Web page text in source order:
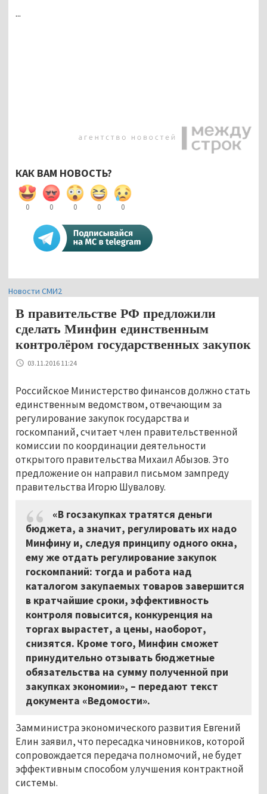
...
КАК ВАМ НОВОСТЬ?
0 0 0 0 0
Новости СМИ2
В правительстве РФ предложили
сделать Минфин единственным
контролёром государственных закупок
03.11.2016 11:24
Российское Министерство финансов должно стать
единственным ведомством, отвечающим за
регулирование закупок государства и
госкомпаний, считает член правительственной
комиссии по координации деятельности
открытого правительства Михаил Абызов. Это
предложение он направил письмом зампреду
правительства Игорю Шувалову.
«В госзакупках тратятся деньги
бюджета, а значит, регулировать их надо
Минфину и, следуя принципу одного окна,
ему же отдать регулирование закупок
госкомпаний: тогда и работа над
каталогом закупаемых товаров завершится
в кратчайшие сроки, эффективность
контроля повысится, конкуренция на
торгах вырастет, а цены, наоборот,
снизятся. Кроме того, Минфин сможет
принудительно отзывать бюджетные
обязательства на сумму полученной при
закупках экономии», – передают текст
документа «Ведомости».
Замминистра экономического развития Евгений
Елин заявил, что пересадка чиновников, которой
сопровождается передача полномочий, не будет
эффективным способом улучшения контрактной
системы.